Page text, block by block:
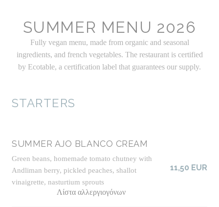
SUMMER MENU 2026
Fully vegan menu, made from organic and seasonal
ingredients, and french vegetables. The restaurant is certified
by Ecotable, a certification label that guarantees our supply.
STARTERS
SUMMER AJO BLANCO CREAM
Green beans, homemade tomato chutney with
Andliman berry, pickled peaches, shallot
vinaigrette, nasturtium sprouts
Λίστα αλλεργιογόνων
11,50 EUR